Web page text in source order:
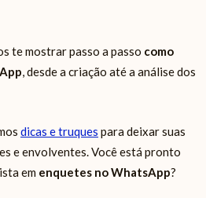
te mostrar passo a passo como
, desde a criação até a análise dos
dicas e truques para deixar suas
e envolventes. Você está pronto
em enquetes no WhatsApp?